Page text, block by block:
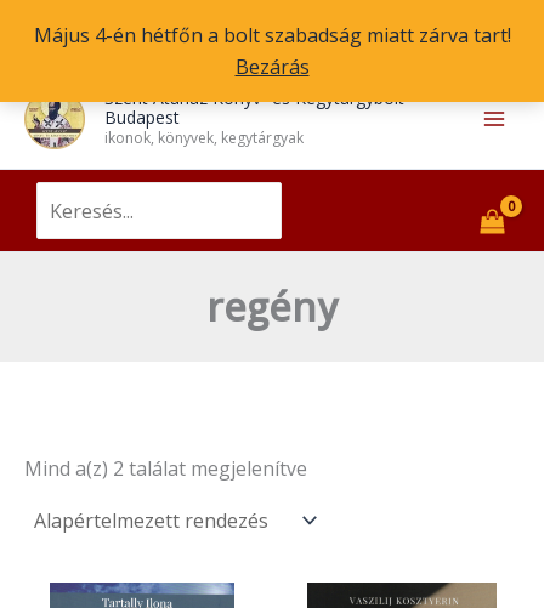
Május 4-én hétfőn a bolt szabadság miatt zárva tart!
Bezárás
Szent Atanáz Könyv- és Kegytárgybolt
Budapest
ikonok, könyvek, kegytárgyak
for:
regény
Mind a(z) 2 találat megjelenítve